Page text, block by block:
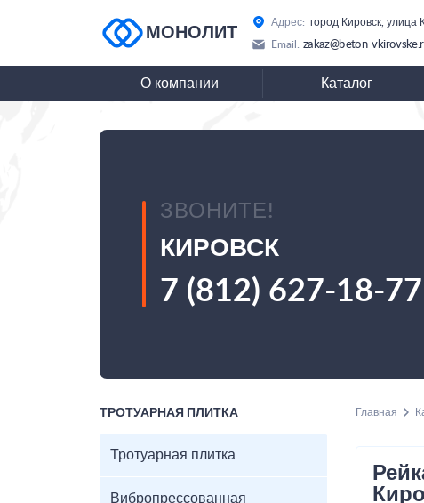
МОНОЛИТ
Адрес: город Кировск, улица
Email: zakaz@beton-
О компании Каталог
ЗВОНИТЕ!
КИРОВСК
7 (812) 627-18-77
ТРОТУАРНАЯ ПЛИТКА
Тротуарная плитка
Вибропрессованная
Главная